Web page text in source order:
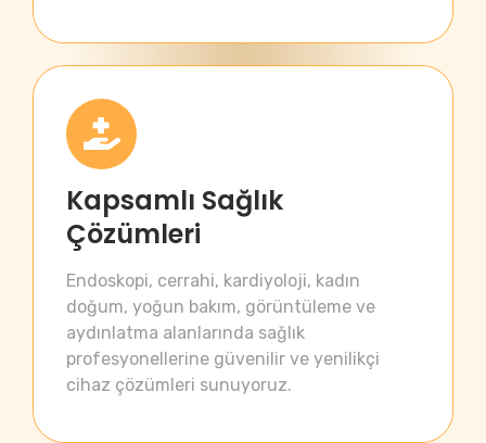
Kapsamlı Sağlık
Çözümleri
Endoskopi, cerrahi, kardiyoloji, kadın
doğum, yoğun bakım, görüntüleme ve
aydınlatma alanlarında sağlık
profesyonellerine güvenilir ve yenilikçi
cihaz çözümleri sunuyoruz.